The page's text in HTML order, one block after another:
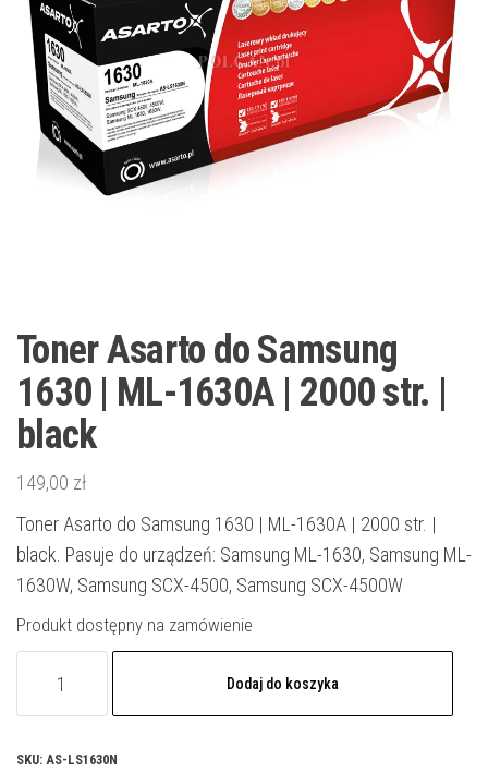
Toner Asarto do Samsung
1630 | ML-1630A | 2000 str. |
black
149,00 zł
Toner Asarto do Samsung 1630 | ML-1630A | 2000 str. |
black. Pasuje do urządzeń: Samsung ML-1630, Samsung ML-
1630W, Samsung SCX-4500, Samsung SCX-4500W
Produkt dostępny na zamówienie
do
Dodaj do koszyka
SKU: AS-LS1630N